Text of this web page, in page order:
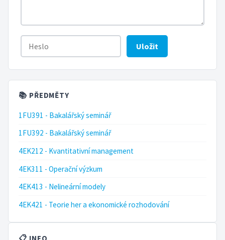
Uložit
📚 PŘEDMĚTY
1FU391 - Bakalářský seminář
1FU392 - Bakalářský seminář
4EK212 - Kvantitativní management
4EK311 - Operační výzkum
4EK413 - Nelineární modely
4EK421 - Teorie her a ekonomické rozhodování
📋 INFO